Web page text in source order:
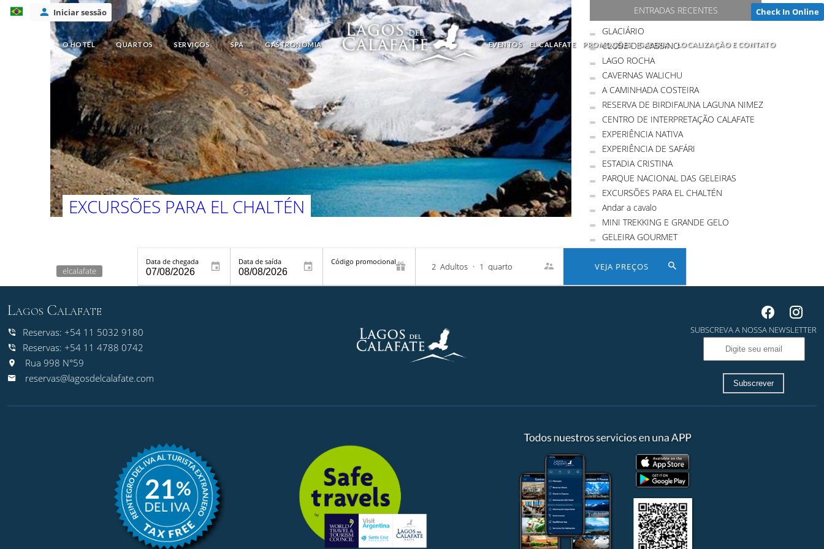
Iniciar sessão
O HOTEL QUARTOS SERVIÇOS SPA GASTRONOMIA EVENTOS EL CALAFATE PROMOÇÕES GALERIA LOCALIZAÇÃO E CONTATO
Data de chegada Data de saída Código promocional 2 Adultos • 1 quarto VEJA PREÇOS
EXCURSÕES PARA EL CHALTÉN
elcalafate
ENTRADAS RECENTES
GLACIÁRIO
CLUBE DE CASSINO
LAGO ROCHA
CAVERNAS WALICHU
A CAMINHADA COSTEIRA
RESERVA DE BIRDIFAUNA LAGUNA NIMEZ
CENTRO DE INTERPRETAÇÃO CALAFATE
EXPERIÊNCIA NATIVA
EXPERIÊNCIA DE SAFÁRI
ESTADIA CRISTINA
PARQUE NACIONAL DAS GELEIRAS
EXCURSÕES PARA EL CHALTÉN
Andar a cavalo
MINI TREKKING E GRANDE GELO
GELEIRA GOURMET
Lagos Calafate
Reservas: +54 11 5032 9180
Reservas: +54 11 4788 0742
Rua 998 N°59
reservas@lagosdelcalafate.com
SUBSCREVA A NOSSA NEWSLETTER
Subscrever
Check In Online